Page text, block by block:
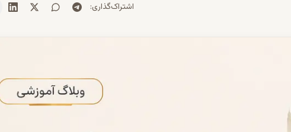
اشتراک‌گذاری: